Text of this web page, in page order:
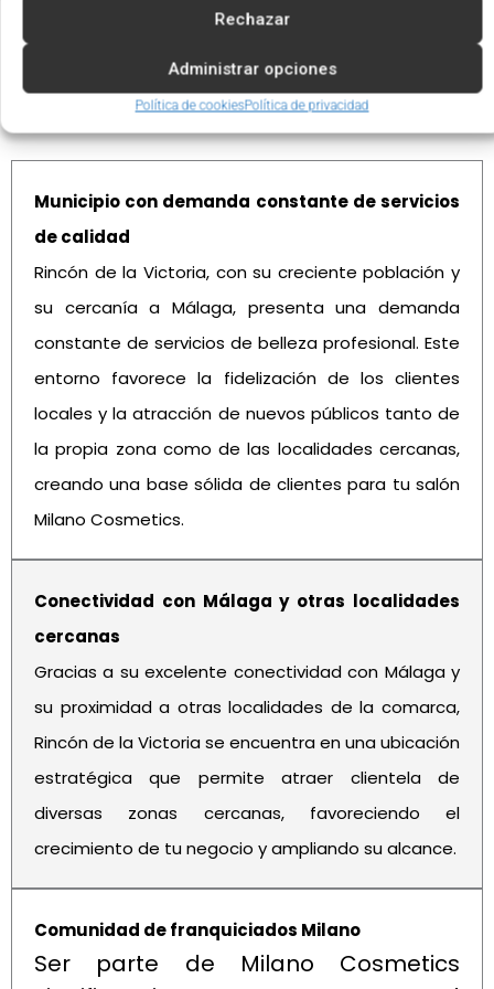
Rechazar
Administrar opciones
Política de cookiesPolítica de privacidad
Ventajas de invertir en Rincón de la Victoria
Municipio con demanda constante de servicios
de calidad
Rincón de la Victoria, con su creciente población y
su cercanía a Málaga, presenta una demanda
constante de servicios de belleza profesional. Este
entorno favorece la fidelización de los clientes
locales y la atracción de nuevos públicos tanto de
la propia zona como de las localidades cercanas,
creando una base sólida de clientes para tu salón
Milano Cosmetics.
Conectividad con Málaga y otras localidades
cercanas
Gracias a su excelente conectividad con Málaga y
su proximidad a otras localidades de la comarca,
Rincón de la Victoria se encuentra en una ubicación
estratégica que permite atraer clientela de
diversas zonas cercanas, favoreciendo el
crecimiento de tu negocio y ampliando su alcance.
Comunidad de franquiciados Milano
Ser parte de Milano Cosmetics